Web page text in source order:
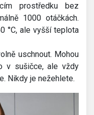
prostředku bez
1000 otáčkách.
°C, ale vyšší teplota
uschnout. Mohou
v sušičce, ale vždy
Nikdy je nežehlete.